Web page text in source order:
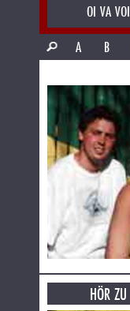
OI VA VOI
A
B
HÖR ZU